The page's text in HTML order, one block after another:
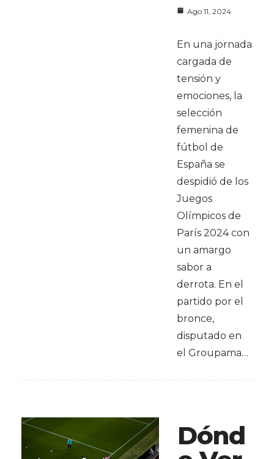
Ago 11, 2024
En una jornada
cargada de
tensión y
emociones, la
selección
femenina de
fútbol de
España se
despidió de los
Juegos
Olímpicos de
París 2024 con
un amargo
sabor a
derrota. En el
partido por el
bronce,
disputado en
el Groupama…
Dónd